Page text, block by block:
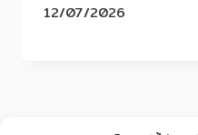
12/07/2026